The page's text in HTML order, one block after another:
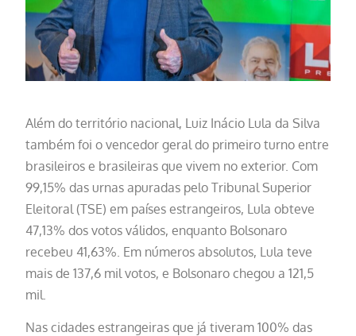
Além do território nacional, Luiz Inácio Lula da Silva
também foi o vencedor geral do primeiro turno entre
brasileiros e brasileiras que vivem no exterior. Com
99,15% das urnas apuradas pelo Tribunal Superior
Eleitoral (TSE) em países estrangeiros, Lula obteve
47,13% dos votos válidos, enquanto Bolsonaro
recebeu 41,63%. Em números absolutos, Lula teve
mais de 137,6 mil votos, e Bolsonaro chegou a 121,5
mil.
Nas cidades estrangeiras que já tiveram 100% das